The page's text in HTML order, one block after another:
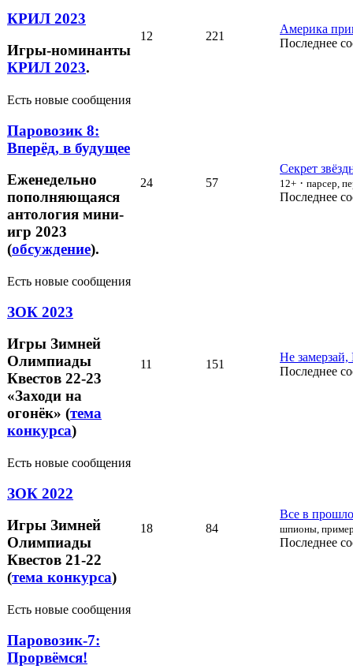
КРИЛ 2023
Игры-номинанты
КРИЛ 2023.
12 221
Америка
Последнее
Есть новые сообщения
Паровозик 8:
Вперёд, в будущее
Еженедельно
пополняющаяся
антология мини-
игр 2023
(обсуждение).
24 57
Секрет
12+ · парсер,
Последнее
Есть новые сообщения
ЗОК 2023
Игры Зимней
Олимпиады
Квестов 22-23
«Заходи на
огонёк» (тема
конкурса)
11 151
Не
Последнее
Есть новые сообщения
ЗОК 2022
Игры Зимней
Олимпиады
Квестов 21-22
(тема конкурса)
18 84
Все в
шпионы,
Последнее
Есть новые сообщения
Паровозик-7:
Прорвёмся!